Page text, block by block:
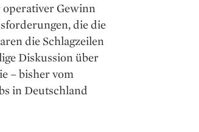
operativer Gewinn
die die
die Schlagzeilen
Diskussion über
– bisher vom
in Deutschland